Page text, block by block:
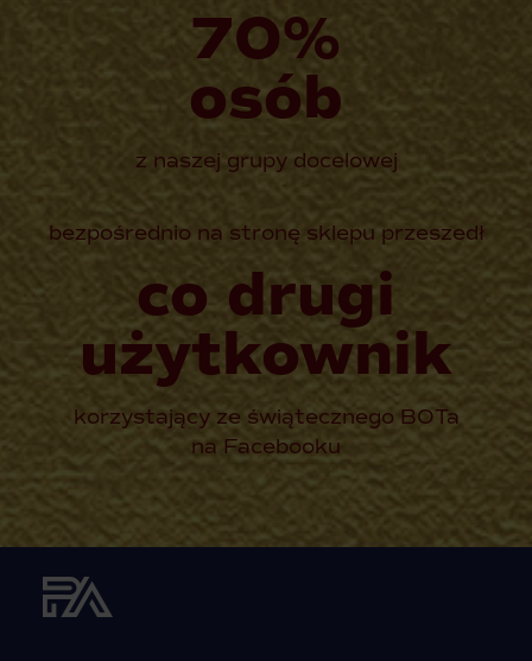
70%
osób
z naszej grupy docelowej
bezpośrednio na stronę sklepu przeszedł
co drugi
użytkownik
korzystający ze świątecznego BOTa
na Facebooku